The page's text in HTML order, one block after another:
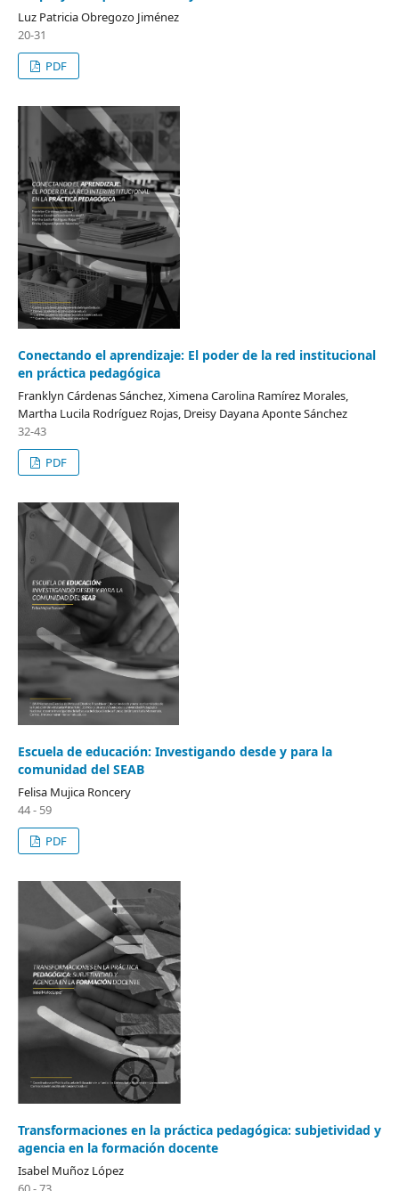
Luz Patricia Obregozo Jiménez
20-31
PDF
Conectando el aprendizaje: El poder de la red institucional
en práctica pedagógica
Franklyn Cárdenas Sánchez, Ximena Carolina Ramírez Morales,
Martha Lucila Rodríguez Rojas, Dreisy Dayana Aponte Sánchez
32-43
PDF
Escuela de educación: Investigando desde y para la
comunidad del SEAB
Felisa Mujica Roncery
44 - 59
PDF
Transformaciones en la práctica pedagógica: subjetividad y
agencia en la formación docente
Isabel Muñoz López